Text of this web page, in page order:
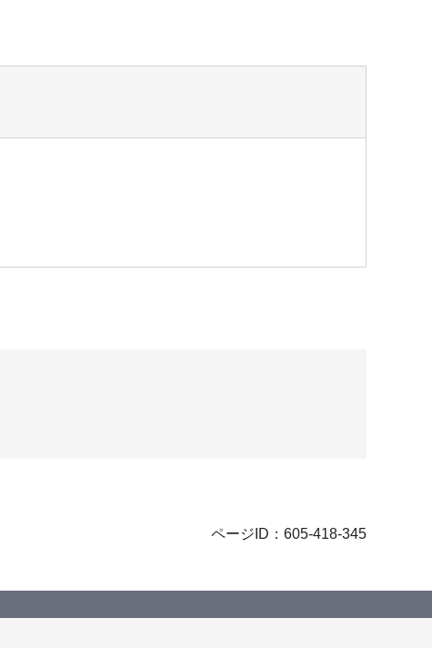
ページID：605-418-345